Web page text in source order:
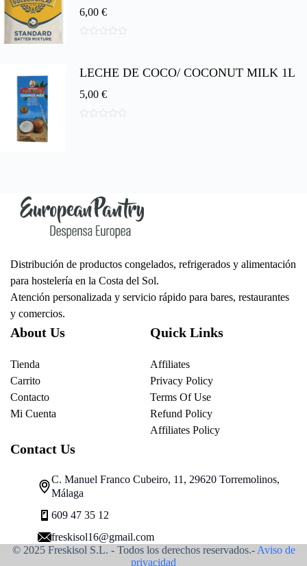
6,00 €
5
LECHE DE COCO/ COCONUT MILK 1L
5,00 €
Distribución de productos congelados, refrigerados y alimentación
para hostelería en la Costa del Sol.
Atención personalizada y servicio rápido para bares, restaurantes
y comercios.
About Us
Tienda
Carrito
Contacto
Mi Cuenta
Quick Links
Affiliates
Privacy Policy
Terms Of Use
Refund Policy
Affiliates Policy
Contact Us
C. Manuel Franco Cubeiro, 11, 29620 Torremolinos,
Málaga
609 47 35 12
freskisol16@gmail.com
© 2025 Freskisol S.L. - Todos los derechos reservados.- Aviso de
privacidad